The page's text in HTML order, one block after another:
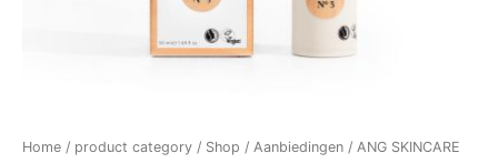
Home / product category / Shop / Aanbiedingen / ANG SKINCARE